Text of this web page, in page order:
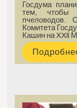
Госдума
тем, чтобы
пчеловодов.
Комитета
Кашин на XXII